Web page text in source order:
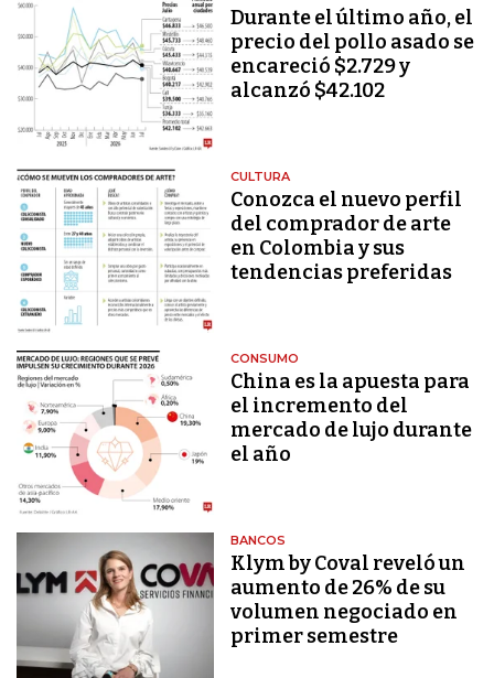
Durante el último año, el
precio del pollo asado se
encareció $2.729 y
alcanzó $42.102
CULTURA
Conozca el nuevo perfil
del comprador de arte
en Colombia y sus
tendencias preferidas
CONSUMO
China es la apuesta para
el incremento del
mercado de lujo durante
el año
BANCOS
Klym by Coval reveló un
aumento de 26% de su
volumen negociado en
primer semestre